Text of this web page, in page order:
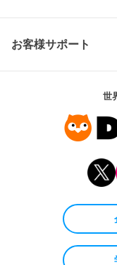
お客様サポート
世